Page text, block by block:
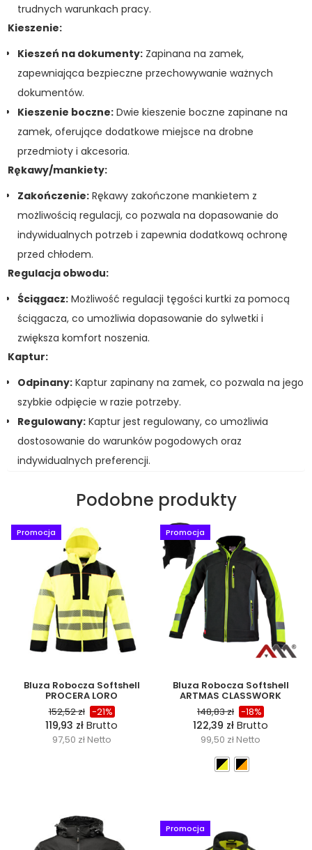
trudnych warunkach pracy.
Kieszenie:
Kieszeń na dokumenty: Zapinana na zamek,
zapewniająca bezpieczne przechowywanie ważnych
dokumentów.
Kieszenie boczne: Dwie kieszenie boczne zapinane na
zamek, oferujące dodatkowe miejsce na drobne
przedmioty i akcesoria.
Rękawy/mankiety:
Zakończenie: Rękawy zakończone mankietem z
możliwością regulacji, co pozwala na dopasowanie do
indywidualnych potrzeb i zapewnia dodatkową ochronę
przed chłodem.
Regulacja obwodu:
Ściągacz: Możliwość regulacji tęgości kurtki za pomocą
ściągacza, co umożliwia dopasowanie do sylwetki i
zwiększa komfort noszenia.
Kaptur:
Odpinany: Kaptur zapinany na zamek, co pozwala na jego
szybkie odpięcie w razie potrzeby.
Regulowany: Kaptur jest regulowany, co umożliwia
dostosowanie do warunków pogodowych oraz
indywidualnych preferencji.
Podobne produkty
Promocja
Bluza Robocza Softshell
PROCERA LORO
152,52zł -21%
119,93 zł Brutto
97,50 złNetto
Promocja
Bluza Robocza Softshell
ARTMAS CLASSWORK
148,83zł -18%
122,39 zł Brutto
99,50 zł Netto
Promocja